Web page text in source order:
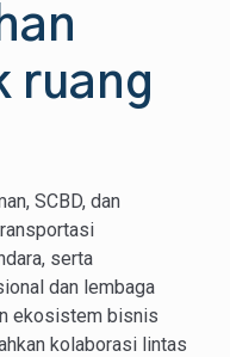
ruang
SCBD, dan
serta
dan lembaga
ekosistem bisnis
kolaborasi lintas